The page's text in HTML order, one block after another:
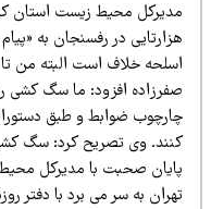
در رفسنجان به «پیام
خلاف است البته من تا
افزود: ما سگ کشی را
ضوابط و طبق
وی تصریح کرد: سگ کشی به
صحبت با مدیرکل محیط
به سر می برد با دفتر